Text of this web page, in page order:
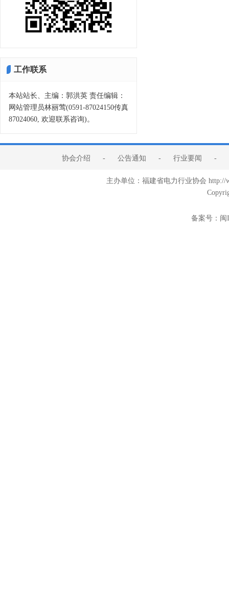
工作联系
本站站长、主编：郭洪英 责任编辑：
网站管理员林丽莺(0591-87024150传真
87024060, 欢迎联系咨询)。
协会介绍 - 公告通知 - 行业要闻 -
主办单位：福建省电力行业协会
备案号： 闽